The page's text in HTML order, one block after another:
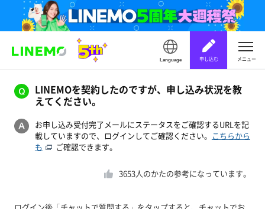
Language 申し込む メニュー
LINEMOを契約したのですが、申し込み状況を教
えてください。
お申し込み受付完了メールにステータスをご確認するURLを記
載していますので、ログインしてご確認ください。 こちらから
も
ご確認できます。
3653人のかたの参考になっています。